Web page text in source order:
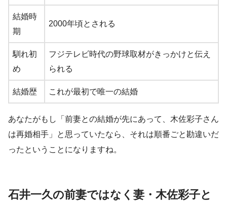
結婚時
期
2000年頃とされる
馴れ初
め
フジテレビ時代の野球取材がきっかけと伝え
られる
結婚歴 これが最初で唯一の結婚
あなたがもし「前妻との結婚が先にあって、木佐彩子さん
は再婚相手」と思っていたなら、それは順番ごと勘違いだ
ったということになりますね。
石井一久の前妻ではなく妻・木佐彩子と